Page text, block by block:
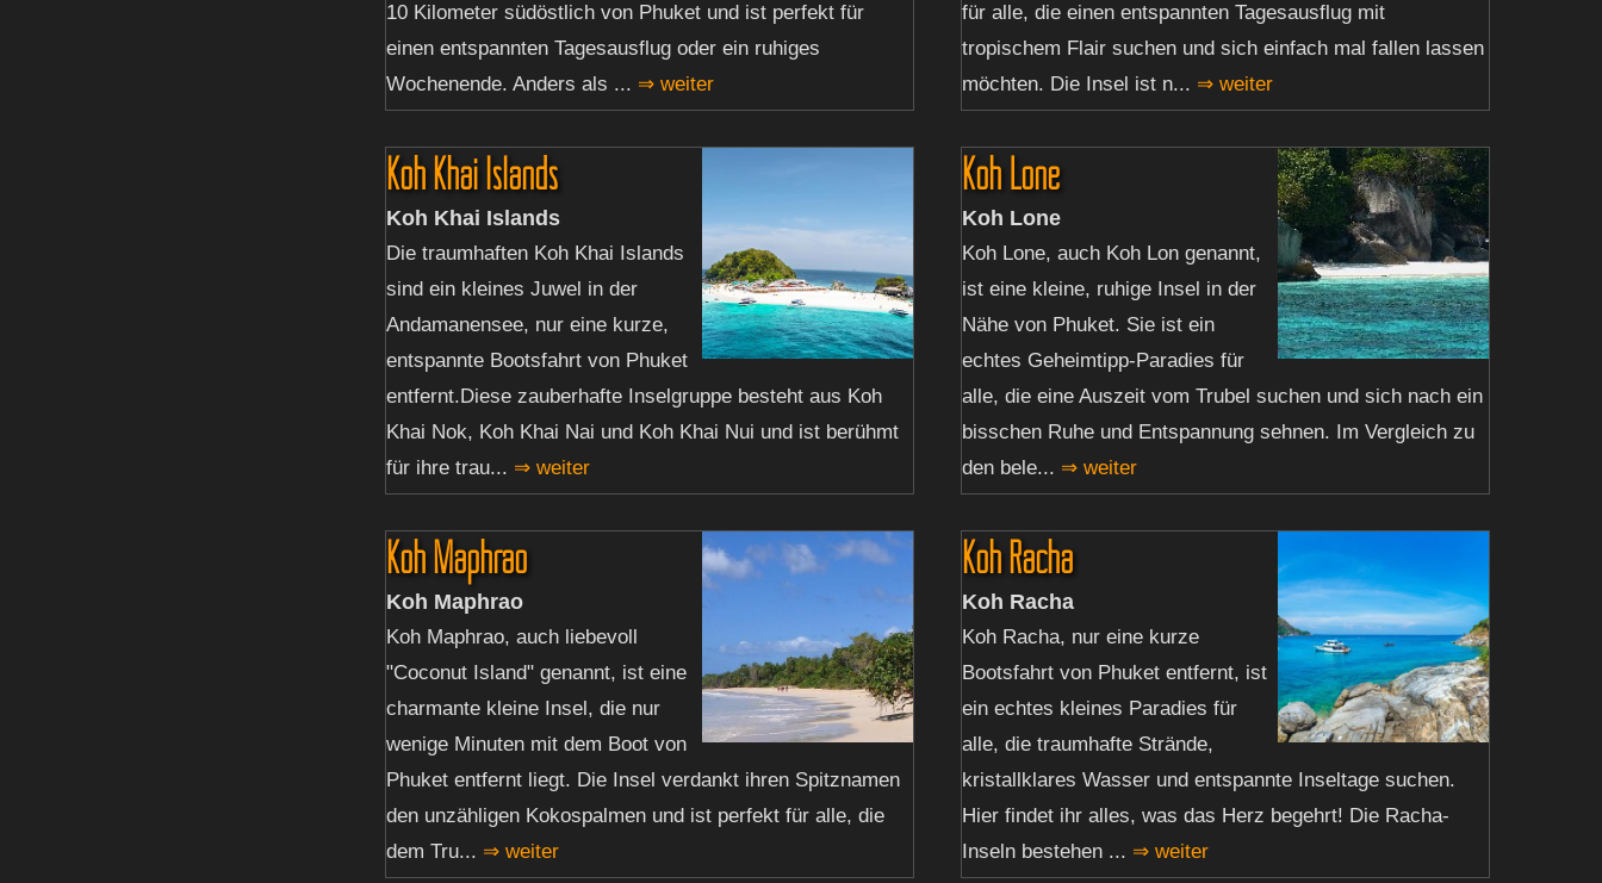
10 Kilometer südöstlich von Phuket und ist perfekt für
einen entspannten Tagesausflug oder ein ruhiges
Wochenende. Anders als ... ⇒ weiter
für alle, die einen entspannten Tagesausflug mit
tropischem Flair suchen und sich einfach mal fallen lassen
möchten. Die Insel ist n... ⇒ weiter
Koh Khai Islands
Koh Khai Islands
Die traumhaften Koh Khai Islands
sind ein kleines Juwel in der
Andamanensee, nur eine kurze,
entspannte Bootsfahrt von Phuket
entfernt.Diese zauberhafte Inselgruppe besteht aus Koh
Khai Nok, Koh Khai Nai und Koh Khai Nui und ist berühmt
für ihre trau... ⇒ weiter
Koh Lone
Koh Lone
Koh Lone, auch Koh Lon genannt,
ist eine kleine, ruhige Insel in der
Nähe von Phuket. Sie ist ein
echtes Geheimtipp-Paradies für
alle, die eine Auszeit vom Trubel suchen und sich nach ein
bisschen Ruhe und Entspannung sehnen. Im Vergleich zu
den bele... ⇒ weiter
Koh Maphrao
Koh Maphrao
Koh Maphrao, auch liebevoll
"Coconut Island" genannt, ist eine
charmante kleine Insel, die nur
wenige Minuten mit dem Boot von
Phuket entfernt liegt. Die Insel verdankt ihren Spitznamen
den unzähligen Kokospalmen und ist perfekt für alle, die
dem Tru... ⇒ weiter
Koh Racha
Koh Racha
Koh Racha, nur eine kurze
Bootsfahrt von Phuket entfernt, ist
ein echtes kleines Paradies für
alle, die traumhafte Strände,
kristallklares Wasser und entspannte Inseltage suchen.
Hier findet ihr alles, was das Herz begehrt! Die Racha-
Inseln bestehen ... ⇒ weiter